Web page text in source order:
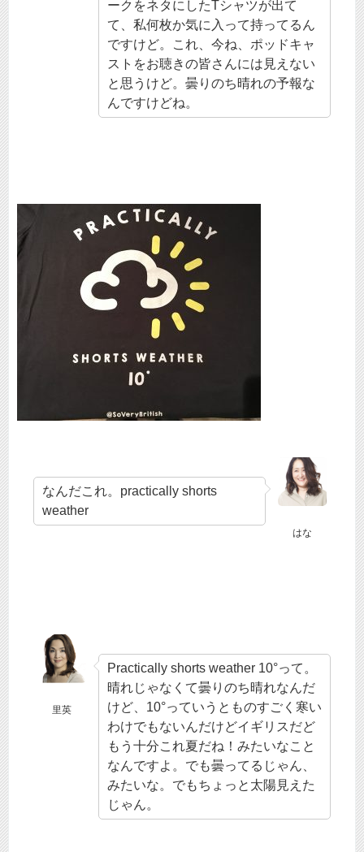
ークをネタにしたTシャツが出て
て、私何枚か気に入って持ってるん
ですけど。これ、今ね、ポッドキャ
ストをお聴きの皆さんには見えない
と思うけど。曇りのち晴れの予報な
んですけどね。
はな
なんだこれ。practically shorts
weather
里英
Practically shorts weather 10°って。
晴れじゃなくて曇りのち晴れなんだ
けど、10°っていうとものすごく寒い
わけでもないんだけどイギリスだど
もう十分これ夏だね！みたいなこと
なんですよ。でも曇ってるじゃん、
みたいな。でもちょっと太陽見えた
じゃん。